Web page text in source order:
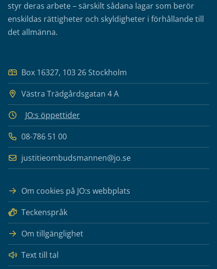
styr deras arbete – särskilt sådana lagar som berör
enskildas rättigheter och skyldigheter i förhållande till
det allmänna.
Box 16327, 103 26 Stockholm
Västra Trädgårdsgatan 4 A
JO:s öppettider
08-786 51 00
justitieombudsmannen@jo.se
Om cookies på JO:s webbplats
Teckenspråk
Om tillgänglighet
Text till tal